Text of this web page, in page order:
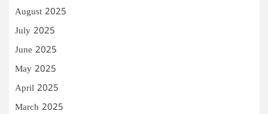
August 2025
July 2025
June 2025
May 2025
April 2025
March 2025